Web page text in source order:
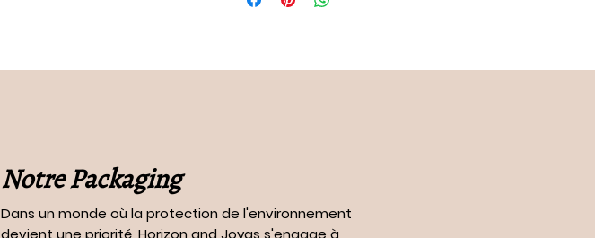
Notre Packaging
Dans un monde où la protection de l'environnement
devient une priorité, Horizon and Joyas s'engage à